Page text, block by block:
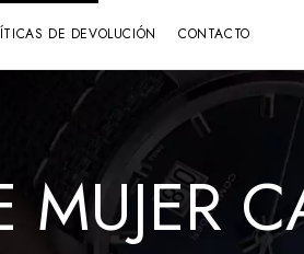
DE DEVOLUCIÓN CONTACTO
MUJER